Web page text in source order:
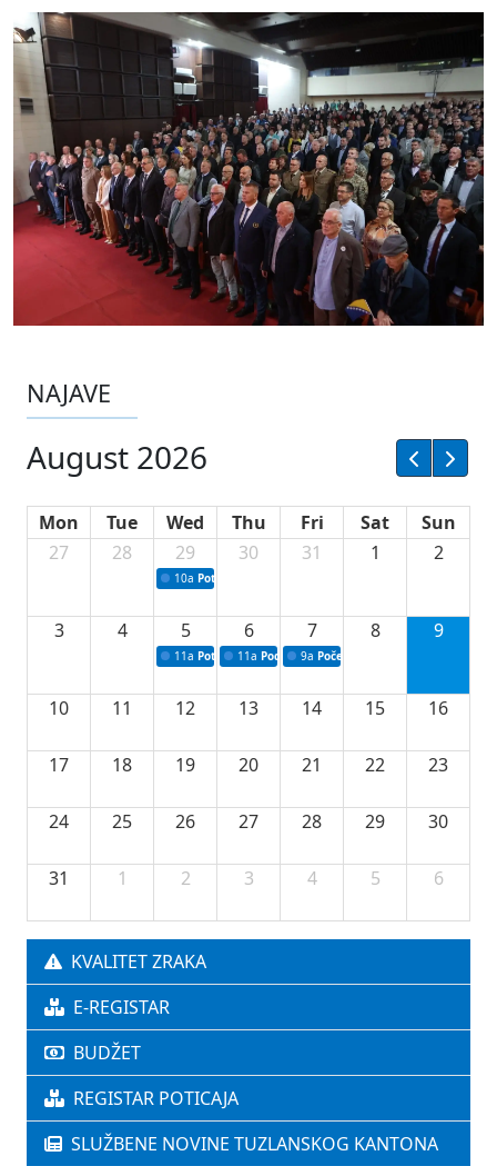
NAJAVE
August 2026
Mon Tue Wed Thu Fri Sat
Sun
27
28 29
10a Potpisivanje ugovora sa neprofitnim
30 31 1 2
3 4 5
11a Potpisivanje ugovora o stipendijama za
6
11a Podrška razvoju vodne infrastrukture u
7
9a Početak izgradnje nove
8 9
10 11 12 13 14 15 16
17 18 19 20 21 22 23
24 25 26 27 28 29 30
31 1 2 3 4 5 6
KVALITET ZRAKA
E-REGISTAR
BUDŽET
REGISTAR POTICAJA
SLUŽBENE NOVINE TUZLANSKOG KANTONA